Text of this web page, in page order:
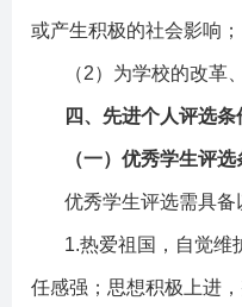
或产生积极的社会影响；
（2）为学校的改革
四、先进个人评选条
（一）优秀学生评选
优秀学生评选需具备
1.热爱祖国，自觉维
任感强；思想积极上进